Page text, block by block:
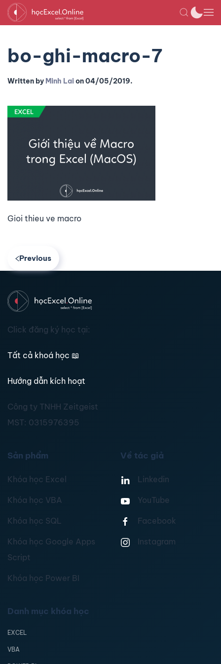
bo-ghi-macro-7
Written by Minh Laion04/05/2019.
Gioi thieu ve macro
Previous
Click đăng ký học tại:
Tất cả khoá học 📖
Hướng dẫn kích hoạt
Công ty TNHH Zeitgeist
MST: 0315976395
Sản phẩm
Khóa học Excel
Khóa học VBA
Khóa học SQL
Khóa học Google Apps
Script
Khóa học Power BI
Về tác giả
Linkedin
YouTube
Facebook
Instagram
Danh mục khóa học
EXCEL
VBA